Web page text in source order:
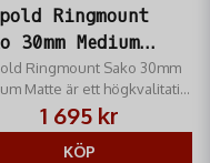
Ringmount
30mm Medium
Ringmount Sako 30mm
Matte är ett högkvalitativt
till vapentillverkarens
ringfästen
1 695 kr
KÖP